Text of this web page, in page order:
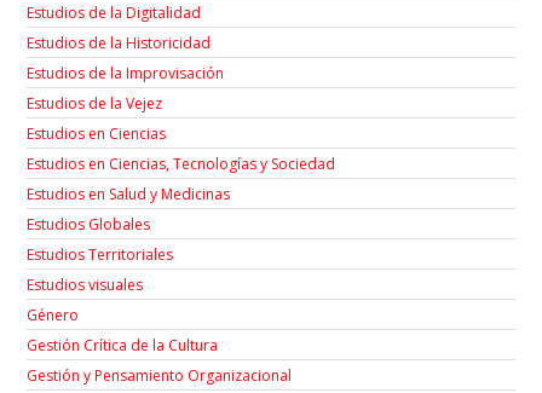
Estudios de la Digitalidad
Estudios de la Historicidad
Estudios de la Improvisación
Estudios de la Vejez
Estudios en Ciencias
Estudios en Ciencias, Tecnologías y Sociedad
Estudios en Salud y Medicinas
Estudios Globales
Estudios Territoriales
Estudios visuales
Género
Gestión Crítica de la Cultura
Gestión y Pensamiento Organizacional